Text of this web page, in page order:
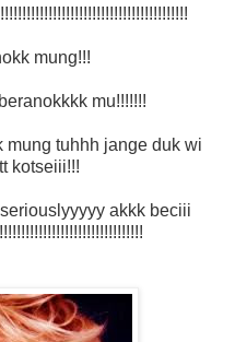
​!!!!!!!!!!!!!!!!!!!!!!!!!!!!!!!!!!!!!!!!!
mung!!!
mu!!!!!!!
mung tuhhh jange duk wi
kotseiii!!!
akkk beciii
​!!!!!!!!!